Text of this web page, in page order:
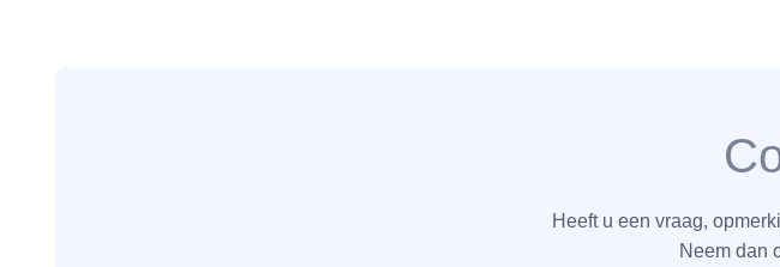
Heeft u een vraag,
Neem dan